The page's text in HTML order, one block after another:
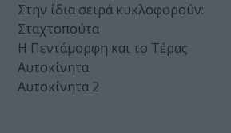
Στην ίδια σειρά κυκλοφορούν:
Σταχτοπούτα
Η Πεντάμορφη και το Τέρας
Αυτοκίνητα
Αυτοκίνητα 2